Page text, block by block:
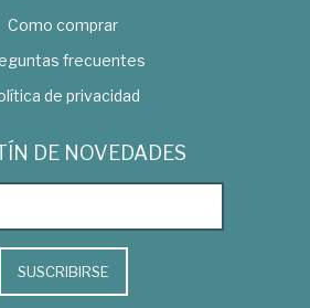
Como comprar
frecuentes
de privacidad
DE NOVEDADES
SUSCRIBIRSE